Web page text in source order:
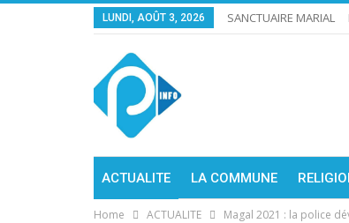
LUNDI, AOÛT 3, 2026 SANCTUAIRE MARIAL
ACTUALITE LA COMMUNE
Home ACTUALITE Magal 2021 : la police